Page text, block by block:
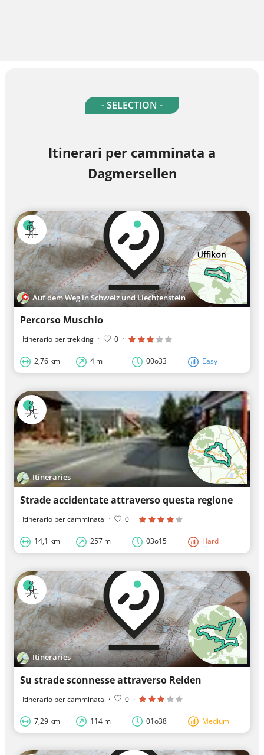
- SELECTION -
Itinerari per camminata a
Dagmersellen
Auf dem Weg in Schweiz und Liechtenstein
Percorso Muschio
Itinerario per trekking · 0 ·
2,76 km 4 m 00o33 Easy
Itineraries
Strade accidentate attraverso questa regione
Itinerario per camminata · 0 ·
14,1 km 257 m 03o15 Hard
Itineraries
Su strade sconnesse attraverso Reiden
Itinerario per camminata · 0 ·
7,29 km 114 m 01o38 Medium